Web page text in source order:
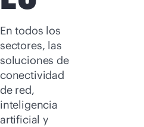
En todos los
sectores, las
soluciones de
conectividad
de red,
inteligencia
artificial y